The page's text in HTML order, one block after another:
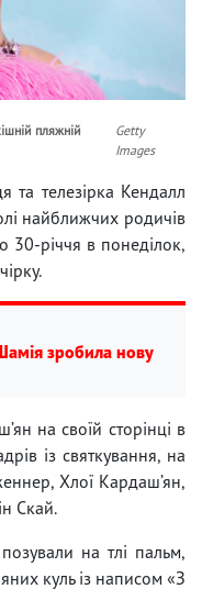
пляжній
Getty
Images
та телезірка Кендалл
найближчих родичів
30-річчя в понеділок,
зробила нову
на своїй сторінці в
із святкування, на
Хлої Кардаш’ян,
Скай.
на тлі пальм,
куль із написом «З